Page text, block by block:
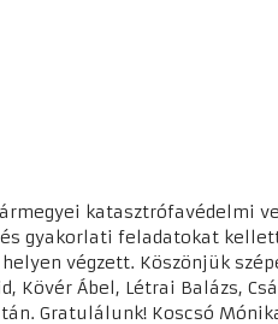
katasztrófavédelmi
gyakorlati feladatokat
végzett. Köszönjük
Kövér Ábel, Létrai Balázs,
Gratulálunk! Koscsó